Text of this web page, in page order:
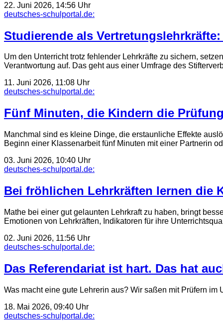
22. Juni 2026, 14:56 Uhr
deutsches-schulportal.de:
Studierende als
Um den Unterricht trotz fehlender Lehrkräfte zu sichern,
Verantwortung auf. Das geht aus einer Umfrage des
11. Juni 2026, 11:08 Uhr
deutsches-schulportal.de:
Fünf Minuten, die Kindern die
Manchmal sind es kleine Dinge, die erstaunliche Effekte
Beginn einer Klassenarbeit fünf Minuten mit einer Partnerin
03. Juni 2026, 10:40 Uhr
deutsches-schulportal.de:
Bei fröhlichen Lehrkräften lernen die
Mathe bei einer gut gelaunten Lehrkraft zu haben, bringt
Emotionen von Lehrkräften, Indikatoren für ihre
02. Juni 2026, 11:56 Uhr
deutsches-schulportal.de:
Das Referendariat ist hart. Das hat
Was macht eine gute Lehrerin aus? Wir saßen mit Prüfern
18. Mai 2026, 09:40 Uhr
deutsches-schulportal.de: